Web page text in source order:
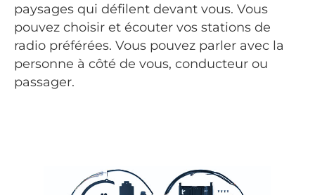
paysages qui défilent devant vous. Vous
pouvez choisir et écouter vos stations de
radio préférées. Vous pouvez parler avec la
personne à côté de vous, conducteur ou
passager.